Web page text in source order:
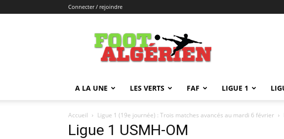
Connecter / rejoindre
FOOTALGERIEN
A LA UNE LES VERTS FAF LIGUE 1
Accueil Ligue 1 (19e journée) : Trois matches avancés au mardi 6 février
Ligue 1 USMH-OM